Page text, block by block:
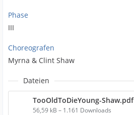
Phase
III
Choreografen
Myrna & Clint Shaw
Dateien
TooOldToDieYoung-Shaw.pdf
56,59 kB – 1.161 Downloads